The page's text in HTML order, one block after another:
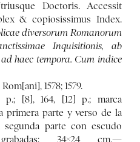
Doctoris. Accessit
& copiosissimus Index.
diversorum Romanorum
Inquisitionis, ab
haec tempora. Cum indice
1578; 1579.
[8], 164, [12] p.; marca
primera parte y verso de la
parte con escudo
34×24 cm.—